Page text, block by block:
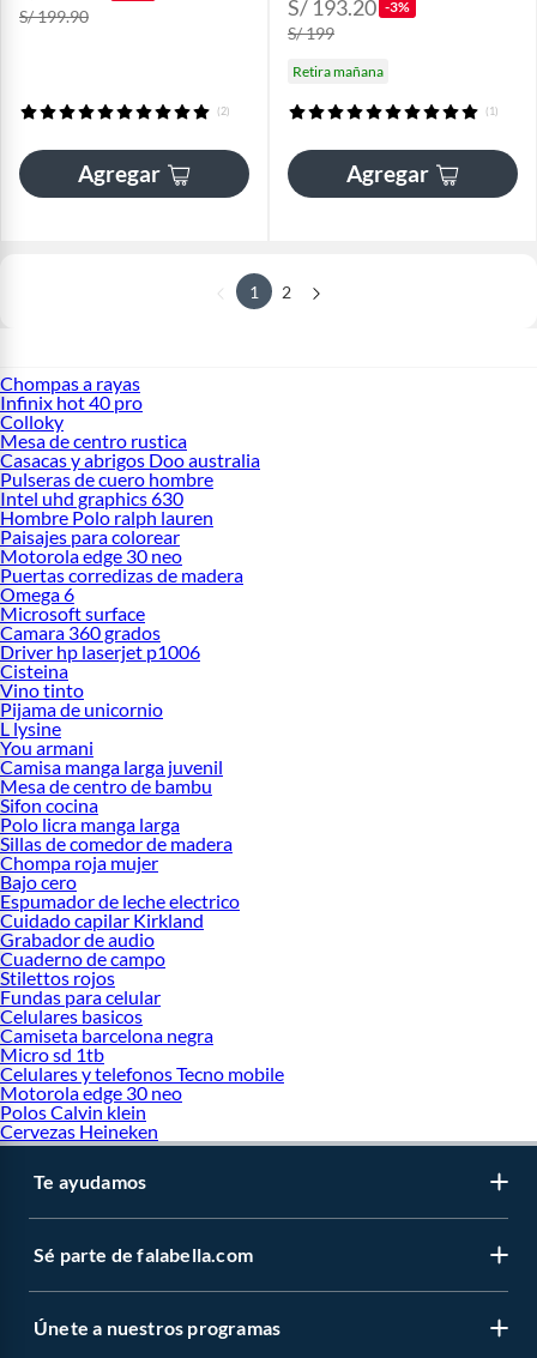
S/ 199.90
(2)
Agregar
S/ 193.20 -3%
S/ 199
Retira mañana
(1)
Agregar
1 2
Chompas a rayas
Infinix hot 40 pro
Colloky
Mesa de centro rustica
Casacas y abrigos Doo australia
Pulseras de cuero hombre
Intel uhd graphics 630
Hombre Polo ralph lauren
Paisajes para colorear
Motorola edge 30 neo
Puertas corredizas de madera
Omega 6
Microsoft surface
Camara 360 grados
Driver hp laserjet p1006
Cisteina
Vino tinto
Pijama de unicornio
L lysine
You armani
Camisa manga larga juvenil
Mesa de centro de bambu
Sifon cocina
Polo licra manga larga
Sillas de comedor de madera
Chompa roja mujer
Bajo cero
Espumador de leche electrico
Cuidado capilar Kirkland
Grabador de audio
Cuaderno de campo
Stilettos rojos
Fundas para celular
Celulares basicos
Camiseta barcelona negra
Micro sd 1tb
Celulares y telefonos Tecno mobile
Motorola edge 30 neo
Polos Calvin klein
Cervezas Heineken
Te ayudamos
Sé parte de falabella.com
Únete a nuestros programas